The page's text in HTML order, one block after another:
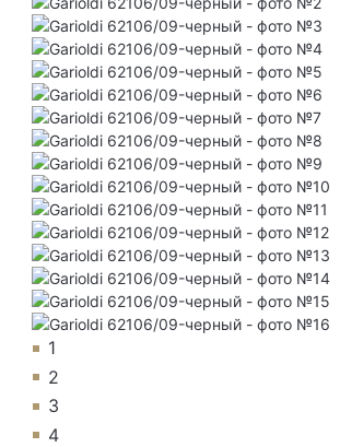
1
2
3
4